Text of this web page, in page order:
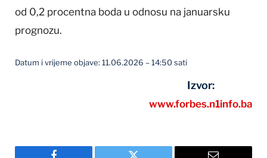
od 0,2 procentna boda u odnosu na januarsku
prognozu.
Datum i vrijeme objave: 11.06.2026 – 14:50 sati
Izvor:
www.forbes.n1info.ba